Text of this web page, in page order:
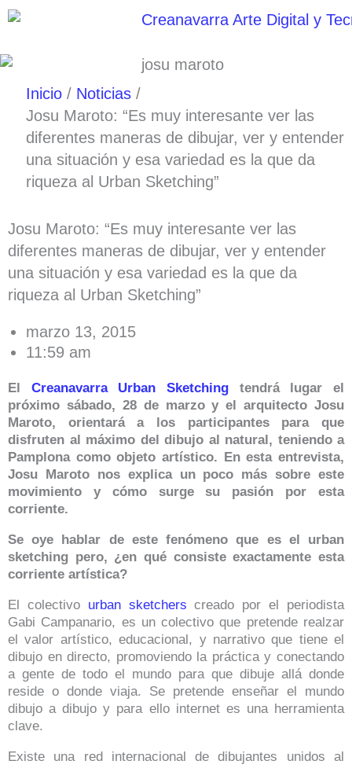
Ir
contenido
Inicio
Noticias
Josu Maroto: “Es muy interesante ver las
diferentes maneras de dibujar, ver y entender
una situación y esa variedad es la que da
riqueza al Urban Sketching”
Josu Maroto: “Es muy interesante ver las
diferentes maneras de dibujar, ver y entender
una situación y esa variedad es la que da
riqueza al Urban Sketching”
marzo 13, 2015
11:59 am
El Creanavarra Urban Sketching tendrá lugar el
próximo sábado, 28 de marzo y el arquitecto Josu
Maroto, orientará a los participantes para que
disfruten al máximo del dibujo al natural, teniendo a
Pamplona como objeto artístico. En esta entrevista,
Josu Maroto nos explica un poco más sobre este
movimiento y cómo surge su pasión por esta
corriente.
Se oye hablar de este fenómeno que es el urban
sketching pero, ¿en qué consiste exactamente esta
corriente artística?
El colectivo urban sketchers creado por el periodista
Gabi Campanario, es un colectivo que pretende realzar
el valor artístico, educacional, y narrativo que tiene el
dibujo en directo, promoviendo la práctica y conectando
a gente de todo el mundo para que dibuje allá donde
reside o donde viaja. Se pretende enseñar el mundo
dibujo a dibujo y para ello internet es una herramienta
clave.
Existe una red internacional de dibujantes unidos al